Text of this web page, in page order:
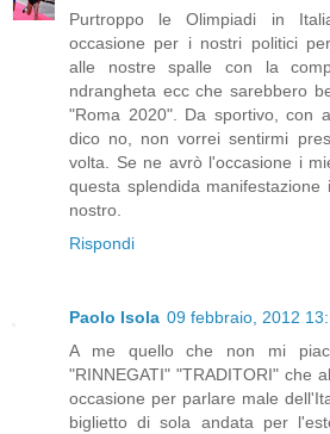
Purtroppo le Olimpiadi in
occasione per i nostri politici
alle nostre spalle con la
ndrangheta ecc che sarebbero
"Roma 2020". Da sportivo, con
dico no, non vorrei sentirmi
volta. Se ne avrò l'occasione i
questa splendida
nostro.
Rispondi
Paolo Isola 09 febbraio, 2012
A me quello che non mi
"RINNEGATI" "TRADITORI" che
occasione per parlare male
biglietto di sola andata per